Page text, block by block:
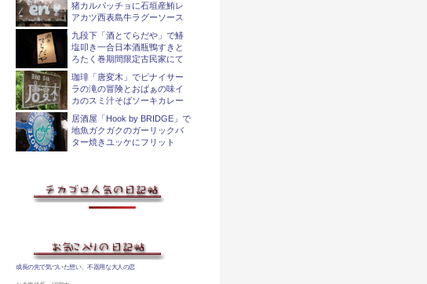
猪カルパッチョに石垣産鮪レ
アカツ西表島牛ラグーソース
九段下「酒とてらだや」で鰆
塩叩き一合日本酒瓶鴨すきと
ろたく巻期間限定古民家にて
珈琲「唐変木」でピナイサー
ラの滝の冒険とおばぁの味イ
カのスミ汁そばソーキカレー
居酒屋「Hook by BRIDGE」で
地魚ガクガクのガーリックバ
ター焼きユッケにフリット
成長の先で気づいた想い、不器用な大人の恋